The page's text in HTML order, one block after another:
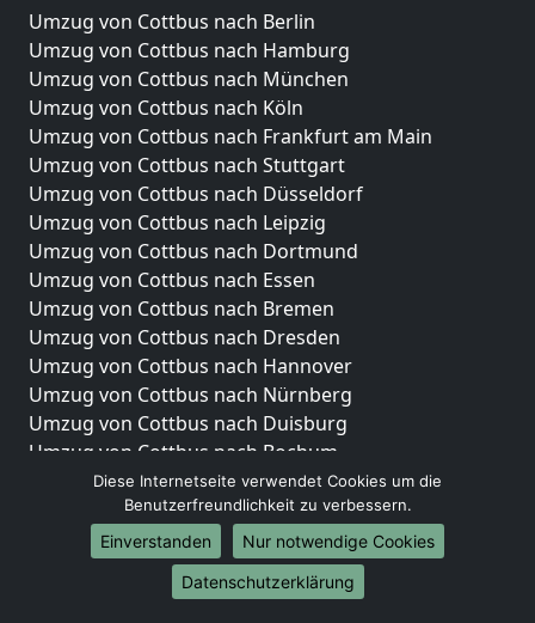
Umzug von Cottbus nach Berlin
Umzug von Cottbus nach Hamburg
Umzug von Cottbus nach München
Umzug von Cottbus nach Köln
Umzug von Cottbus nach Frankfurt am Main
Umzug von Cottbus nach Stuttgart
Umzug von Cottbus nach Düsseldorf
Umzug von Cottbus nach Leipzig
Umzug von Cottbus nach Dortmund
Umzug von Cottbus nach Essen
Umzug von Cottbus nach Bremen
Umzug von Cottbus nach Dresden
Umzug von Cottbus nach Hannover
Umzug von Cottbus nach Nürnberg
Umzug von Cottbus nach Duisburg
Umzug von Cottbus nach Bochum
Umzug von Cottbus nach Wuppertal
Umzug von Cottbus nach Bielefeld
Umzug von Cottbus nach Bonn
Umzug von Cottbus nach Münster
Diese Internetseite verwendet Cookies um die
Benutzerfreundlichkeit zu verbessern.
Einverstanden
Nur notwendige Cookies
Datenschutzerklärung